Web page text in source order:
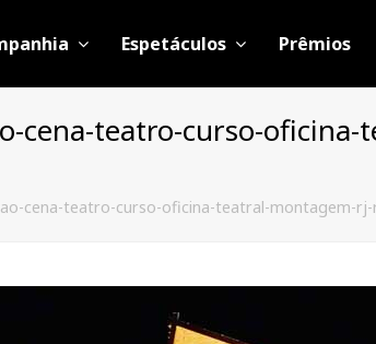
Espetáculos Prêmios
cena-teatro-curso-
cena-teatro-curso-oficina-teatral-montagem-